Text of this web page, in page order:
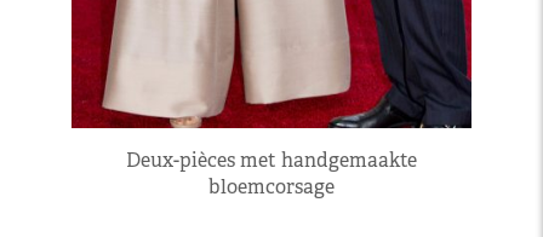
Deux-pièces met handgemaakte
bloemcorsage